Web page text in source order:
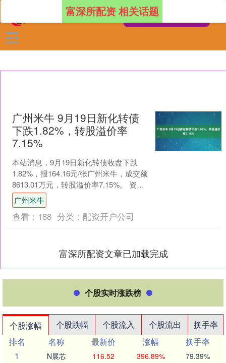
富深所配资 相关话题
广州米牛 9月19日新化转债
下跌1.82%，转股溢价率
7.15%
本站消息，9月19日新化转债收盘下跌
1.82%，报164.16元/张广州米牛，成交额
8613.01万元，转股溢价率7.15%。 资料
显示，新化转债信用级别为“A....
广州米牛
查看： 188 分类： 配资开户公司
富深所配资文章已加载完成
个股实时涨跌榜
个股涨幅 个股跌幅 个股流入 个股流出
换手率
排名
名称 最新价 涨幅
换手率
1
N展芯 116.52 396.89% 79.39%